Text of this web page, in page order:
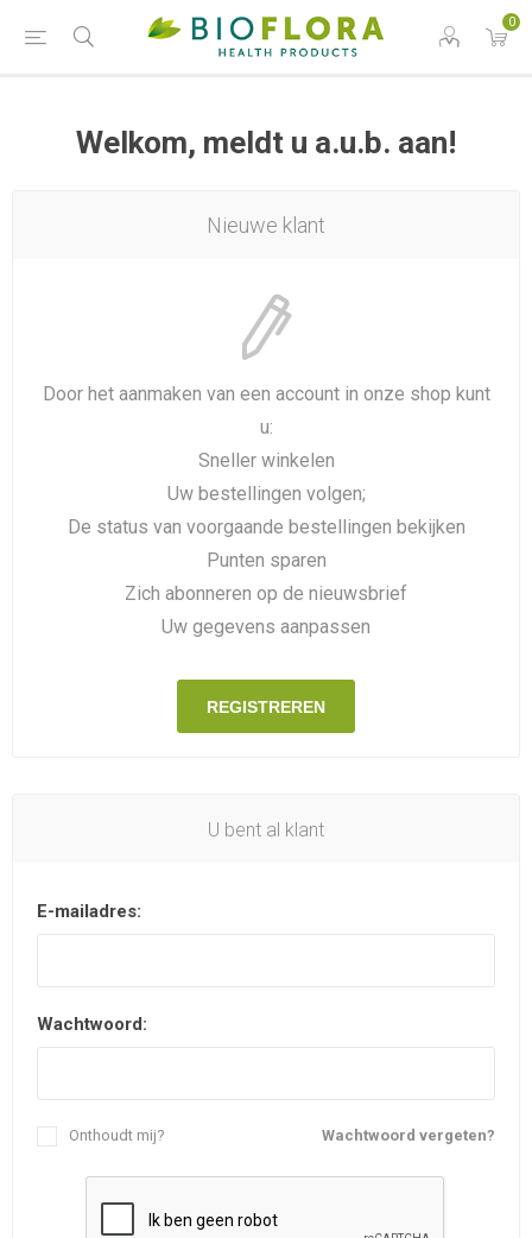
0
Welkom, meldt u a.u.b. aan!
Nieuwe klant
Door het aanmaken van een account in onze shop kunt
u:
Sneller winkelen
Uw bestellingen volgen;
De status van voorgaande bestellingen bekijken
Punten sparen
Zich abonneren op de nieuwsbrief
Uw gegevens aanpassen
REGISTREREN
U bent al klant
E-mailadres:
Wachtwoord:
Wachtwoord vergeten?
Onthoudt mij?